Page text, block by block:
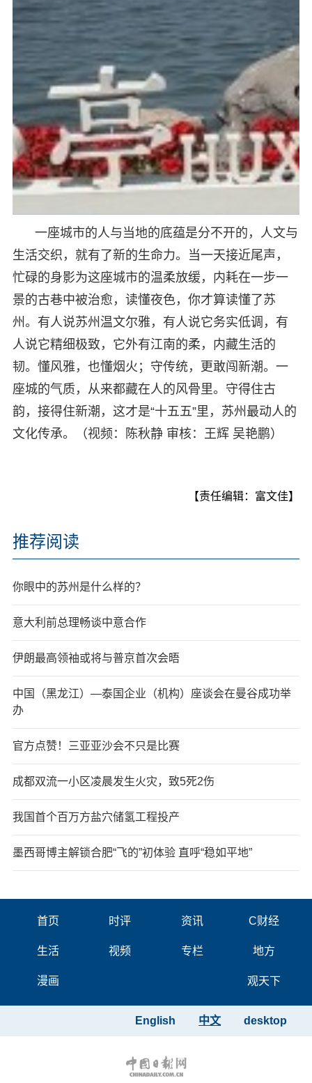
一座城市的人与当地的底蕴是分不开的，人文与
生活交织，就有了新的生命力。当一天接近尾声，
忙碌的身影为这座城市的温柔放缓，内耗在一步一
景的古巷中被治愈，读懂夜色，你才算读懂了苏
州。有人说苏州温文尔雅，有人说它务实低调，有
人说它精细极致，它外有江南的柔，内藏生活的
韧。懂风雅，也懂烟火；守传统，更敢闯新潮。一
座城的气质，从来都藏在人的风骨里。守得住古
韵，接得住新潮，这才是“十五五”里，苏州最动人的
文化传承。（视频：陈秋静 审核：王辉 吴艳鹏）
【责任编辑：富文佳】
推荐阅读
你眼中的苏州是什么样的？
意大利前总理畅谈中意合作
伊朗最高领袖或将与普京首次会晤
中国（黑龙江）—泰国企业（机构）座谈会在曼谷成功举
办
官方点赞！三亚亚沙会不只是比赛
成都双流一小区凌晨发生火灾，致5死2伤
我国首个百万方盐穴储氢工程投产
墨西哥博主解锁合肥“飞的”初体验 直呼“稳如平地”
首页 时评 资讯 C财经
生活 视频 专栏 地方
漫画 观天下
desktop
中文
English